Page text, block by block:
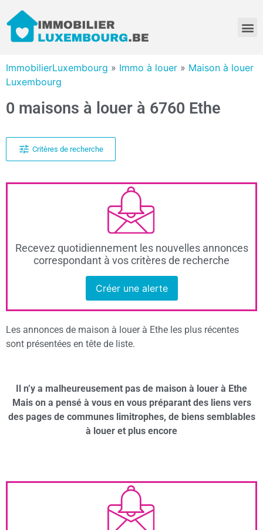
ImmobilierLuxembourg » Immo à louer » Maison à louer
Luxembourg
0 maisons à louer à 6760 Ethe
Critères de recherche
Recevez quotidiennement les nouvelles annonces
correspondant à vos critères de recherche
Créer une alerte
Les annonces de maison à louer à Ethe les plus récentes
sont présentées en tête de liste.
Il n’y a malheureusement pas de maison à louer à Ethe
Mais on a pensé à vous en vous préparant des liens vers
des pages de communes limitrophes, de biens semblables
à louer et plus encore